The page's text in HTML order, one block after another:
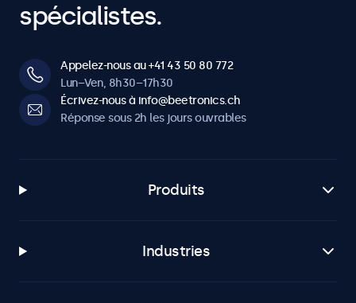
spécialistes.
Appelez-nous au +41 43 50 80 772
Lun–Ven, 8h30–17h30
Écrivez-nous à info@beetronics.ch
Réponse sous 2h les jours ouvrables
Produits
Industries